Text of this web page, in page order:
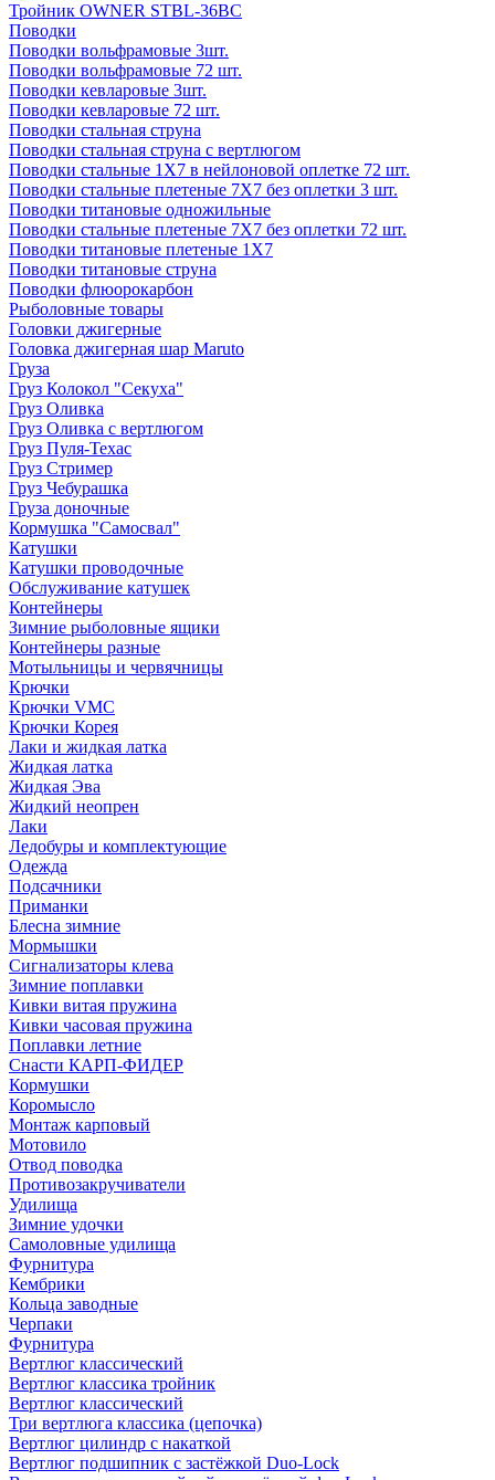
Тройник OWNER STBL-36BC
Поводки
Поводки вольфрамовые 3шт.
Поводки вольфрамовые 72 шт.
Поводки кевларовые 3шт.
Поводки кевларовые 72 шт.
Поводки стальная струна
Поводки стальная струна с вертлюгом
Поводки стальные 1X7 в нейлоновой оплетке 72 шт.
Поводки стальные плетеные 7X7 без оплетки 3 шт.
Поводки титановые одножильные
Поводки стальные плетеные 7X7 без оплетки 72 шт.
Поводки титановые плетеные 1X7
Поводки титановые струна
Поводки флюорокарбон
Рыболовные товары
Головки джигерные
Головка джигерная шар Maruto
Груза
Груз Колокол "Секуха"
Груз Оливка
Груз Оливка с вертлюгом
Груз Пуля-Техас
Груз Стример
Груз Чебурашка
Груза доночные
Кормушка "Самосвал"
Катушки
Катушки проводочные
Обслуживание катушек
Контейнеры
Зимние рыболовные ящики
Контейнеры разные
Мотыльницы и червячницы
Крючки
Крючки VMC
Крючки Корея
Лаки и жидкая латка
Жидкая латка
Жидкая Эва
Жидкий неопрен
Лаки
Ледобуры и комплектующие
Одежда
Подсачники
Приманки
Блесна зимние
Мормышки
Сигнализаторы клева
Зимние поплавки
Кивки витая пружина
Кивки часовая пружина
Поплавки летние
Снасти КАРП-ФИДЕР
Кормушки
Коромысло
Монтаж карповый
Мотовило
Отвод поводка
Противозакручиватели
Удилища
Зимние удочки
Самоловные удилища
Фурнитура
Кембрики
Кольца заводные
Черпаки
Фурнитура
Вертлюг классический
Вертлюг классика тройник
Вертлюг классический
Три вертлюга классика (цепочка)
Вертлюг цилиндр с накаткой
Вертлюг подшипник с застёжкой Duo-Lock